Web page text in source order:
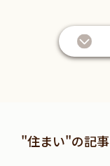
"住まい"の記